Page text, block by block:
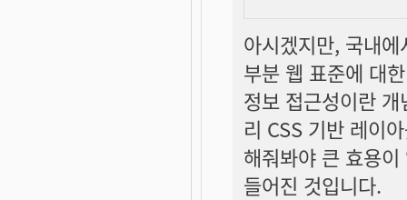
아시겠지만, 국내
부분 웹 표준에 대
정보 접근성이란
리 CSS 기반 레이
해줘봐야 큰 효용
들어진 것입니다.